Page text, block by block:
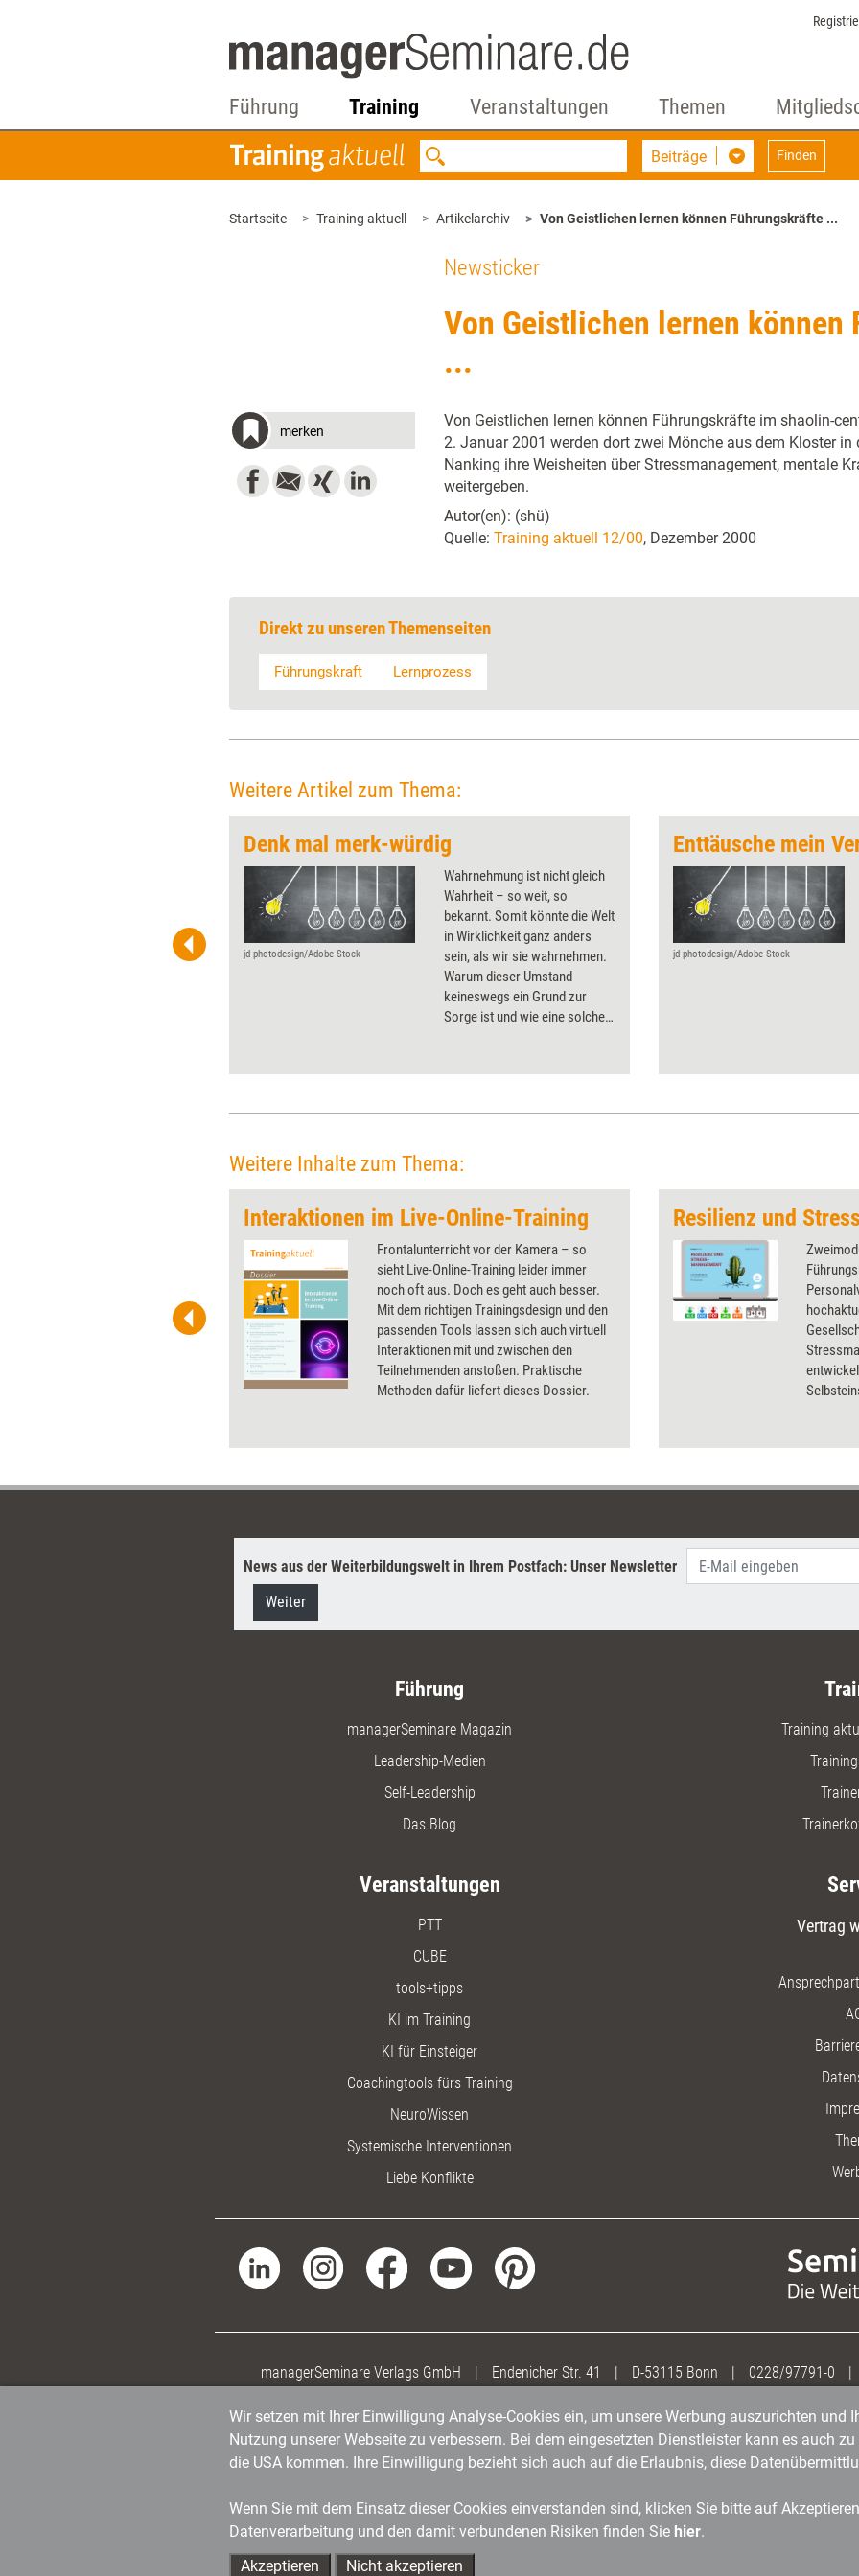
Führung Training Veranstaltungen Themen
Beiträge Finden
Startseite Training aktuell Artikelarchiv Von Geistlichen lernen können Führungskräfte ...
Newsticker
Von Geistlichen lernen können
...
merken
Von Geistlichen lernen können Führungskräfte im shaolin-
2. Januar 2001 werden dort zwei Mönche aus dem Kloster in
Nanking ihre Weisheiten über Stressmanagement, mentale
weitergeben.
Autor(en): (shü)
Quelle: Training aktuell 12/00, Dezember 2000
Direkt zu unseren Themenseiten
Führungskraft Lernprozess
Weitere Artikel zum Thema:
können, brauchen sie Hinweise
auf Verbesserungspotenziale.
Denk mal merk-würdig
jd-photodesign/Adobe Stock
Wahrnehmung ist nicht gleich
Wahrheit – so weit, so
bekannt. Somit könnte die Welt
in Wirklichkeit ganz anders
sein, als wir sie wahrnehmen.
Warum dieser Umstand
keineswegs ein Grund zur
Sorge ist und wie eine solche
Enttäusche mein
jd-photodesign/Adobe Stock
Weitere Inhalte zum Thema:
Interaktionen im Live-Online-Training
Frontalunterricht vor der Kamera – so
sieht Live-Online-Training leider immer
noch oft aus. Doch es geht auch besser.
Mit dem richtigen Trainingsdesign und den
passenden Tools lassen sich auch virtuell
Interaktionen mit und zwischen den
Teilnehmenden anstoßen. Praktische
Methoden dafür liefert dieses Dossier.
Modul
der
News aus der Weiterbildungswelt in Ihrem Postfach: Unser Newsletter
Weiter
Führung
managerSeminare Magazin
Leadership-Medien
Self-Leadership
Das Blog
Training
Veranstaltungen
PTT
CUBE
tools+tipps
KI im Training
KI für Einsteiger
Coachingtools fürs Training
NeuroWissen
Systemische Interventionen
Liebe Konflikte
Vertrag
managerSeminare Verlags GmbH | Endenicher Str. 41 | D-53115 Bonn | 0228/97791-0 |
Wir setzen mit Ihrer Einwilligung Analyse-Cookies ein, um unsere Werbung auszurichten und
Nutzung unserer Webseite zu verbessern. Bei dem eingesetzten Dienstleister kann es auch
die USA kommen. Ihre Einwilligung bezieht sich auch auf die Erlaubnis, diese
Wenn Sie mit dem Einsatz dieser Cookies einverstanden sind, klicken Sie bitte auf
Datenverarbeitung und den damit verbundenen Risiken finden Sie hier.
Akzeptieren
Nicht akzeptieren